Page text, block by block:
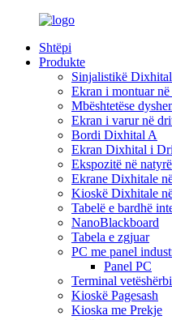
Shtëpi
Produkte
Sinjalistikë
Ekran i montuar
Mbështetëse
Ekran i varur në
Bordi Dixhital A
Ekran Dixhital i
Ekspozitë në natyrë
Ekrane Dixhitale
Kioskë Dixhitale
Tabelë e bardhë
NanoBlackboard
Tabela e zgjuar
PC me panel
Panel PC
Terminal
Kioskë Pagesash
Kioska me Prekje